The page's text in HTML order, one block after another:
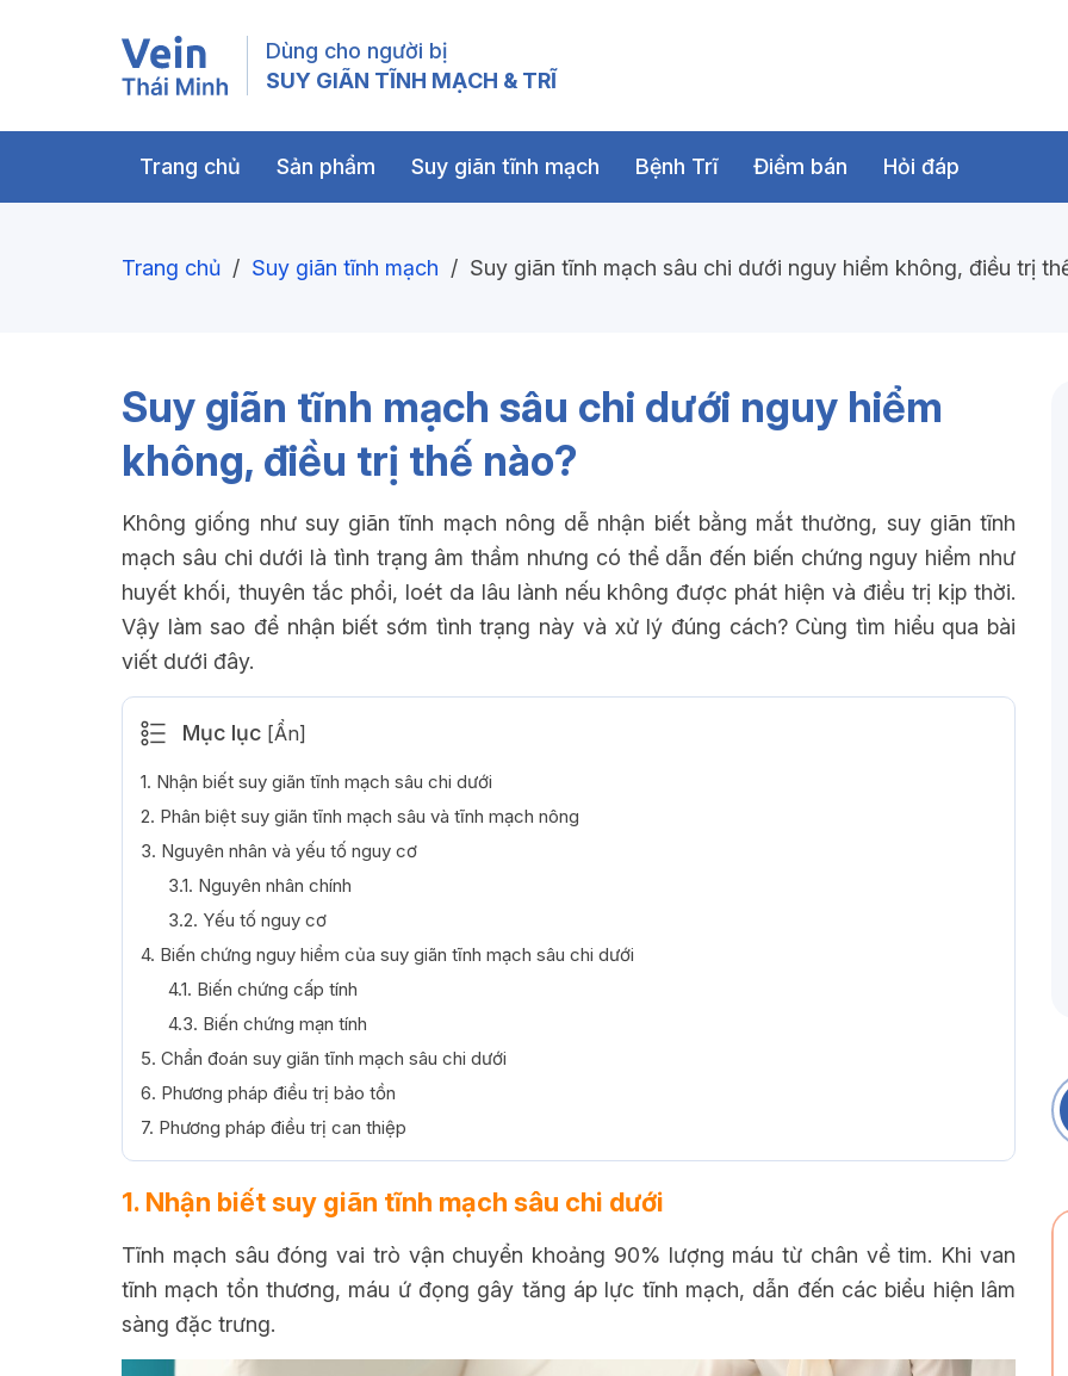
Dùng cho người bị
SUY GIÃN TĨNH MẠCH & TRĨ
Trang chủ Sản phẩm Suy giãn tĩnh mạch Bệnh Trĩ Điểm bán Hỏi đáp
Trang chủ / Suy giãn tĩnh mạch / Suy giãn tĩnh mạch sâu chi dưới nguy hiểm không, điều trị
Suy giãn tĩnh mạch sâu chi dưới nguy hiểm
không, điều trị thế nào?
Không giống như suy giãn tĩnh mạch nông dễ nhận biết bằng mắt thường, suy giãn tĩnh
mạch sâu chi dưới là tình trạng âm thầm nhưng có thể dẫn đến biến chứng nguy hiểm như
huyết khối, thuyên tắc phổi, loét da lâu lành nếu không được phát hiện và điều trị kịp thời.
Vậy làm sao để nhận biết sớm tình trạng này và xử lý đúng cách? Cùng tìm hiểu qua bài
viết dưới đây.
Mục lục [Ẩn]
1. Nhận biết suy giãn tĩnh mạch sâu chi dưới
2. Phân biệt suy giãn tĩnh mạch sâu và tĩnh mạch nông
3. Nguyên nhân và yếu tố nguy cơ
3.1. Nguyên nhân chính
3.2. Yếu tố nguy cơ
4. Biến chứng nguy hiểm của suy giãn tĩnh mạch sâu chi dưới
4.1. Biến chứng cấp tính
4.3. Biến chứng mạn tính
5. Chẩn đoán suy giãn tĩnh mạch sâu chi dưới
6. Phương pháp điều trị bảo tồn
7. Phương pháp điều trị can thiệp
1. Nhận biết suy giãn tĩnh mạch sâu chi dưới
Tĩnh mạch sâu đóng vai trò vận chuyển khoảng 90% lượng máu từ chân về tim. Khi van
tĩnh mạch tổn thương, máu ứ đọng gây tăng áp lực tĩnh mạch, dẫn đến các biểu hiện lâm
sàng đặc trưng.